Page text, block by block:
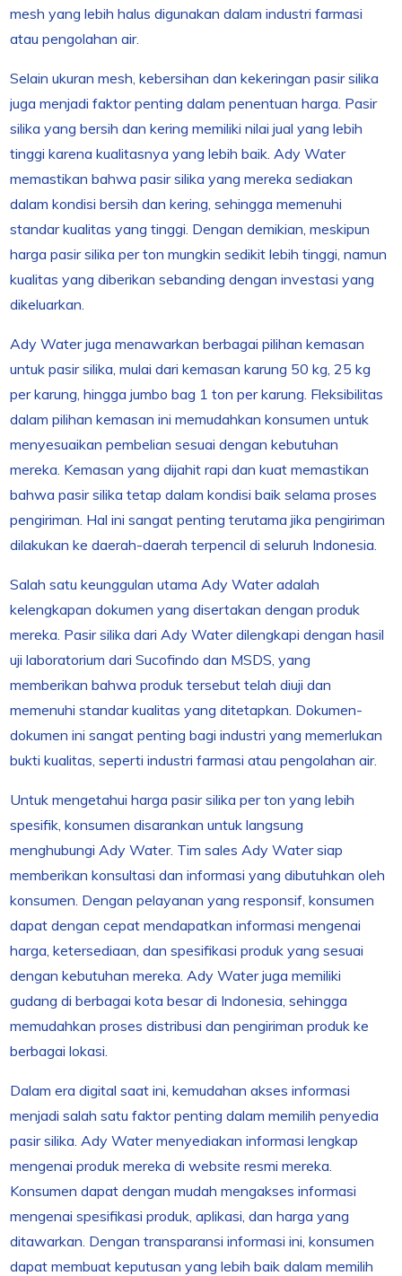
mesh yang lebih halus digunakan dalam industri farmasi
atau pengolahan air.
Selain ukuran mesh, kebersihan dan kekeringan pasir silika
juga menjadi faktor penting dalam penentuan harga. Pasir
silika yang bersih dan kering memiliki nilai jual yang lebih
tinggi karena kualitasnya yang lebih baik. Ady Water
memastikan bahwa pasir silika yang mereka sediakan
dalam kondisi bersih dan kering, sehingga memenuhi
standar kualitas yang tinggi. Dengan demikian, meskipun
harga pasir silika per ton mungkin sedikit lebih tinggi, namun
kualitas yang diberikan sebanding dengan investasi yang
dikeluarkan.
Ady Water juga menawarkan berbagai pilihan kemasan
untuk pasir silika, mulai dari kemasan karung 50 kg, 25 kg
per karung, hingga jumbo bag 1 ton per karung. Fleksibilitas
dalam pilihan kemasan ini memudahkan konsumen untuk
menyesuaikan pembelian sesuai dengan kebutuhan
mereka. Kemasan yang dijahit rapi dan kuat memastikan
bahwa pasir silika tetap dalam kondisi baik selama proses
pengiriman. Hal ini sangat penting terutama jika pengiriman
dilakukan ke daerah-daerah terpencil di seluruh Indonesia.
Salah satu keunggulan utama Ady Water adalah
kelengkapan dokumen yang disertakan dengan produk
mereka. Pasir silika dari Ady Water dilengkapi dengan hasil
uji laboratorium dari Sucofindo dan MSDS, yang
memberikan bahwa produk tersebut telah diuji dan
memenuhi standar kualitas yang ditetapkan. Dokumen-
dokumen ini sangat penting bagi industri yang memerlukan
bukti kualitas, seperti industri farmasi atau pengolahan air.
Untuk mengetahui harga pasir silika per ton yang lebih
spesifik, konsumen disarankan untuk langsung
menghubungi Ady Water. Tim sales Ady Water siap
memberikan konsultasi dan informasi yang dibutuhkan oleh
konsumen. Dengan pelayanan yang responsif, konsumen
dapat dengan cepat mendapatkan informasi mengenai
harga, ketersediaan, dan spesifikasi produk yang sesuai
dengan kebutuhan mereka. Ady Water juga memiliki
gudang di berbagai kota besar di Indonesia, sehingga
memudahkan proses distribusi dan pengiriman produk ke
berbagai lokasi.
Dalam era digital saat ini, kemudahan akses informasi
menjadi salah satu faktor penting dalam memilih penyedia
pasir silika. Ady Water menyediakan informasi lengkap
mengenai produk mereka di website resmi mereka.
Konsumen dapat dengan mudah mengakses informasi
mengenai spesifikasi produk, aplikasi, dan harga yang
ditawarkan. Dengan transparansi informasi ini, konsumen
dapat membuat keputusan yang lebih baik dalam memilih